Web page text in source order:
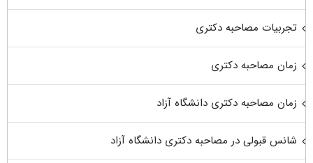
تجربیات مصاحبه دکتری
زمان مصاحبه دکتری
زمان مصاحبه دکتری دانشگاه آزاد
شانس قبولی در مصاحبه دکتری دانشگاه آزاد